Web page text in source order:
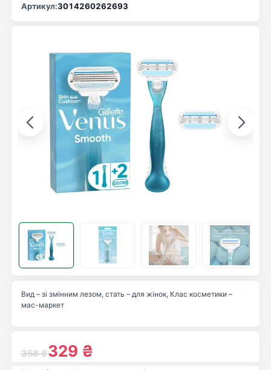
Артикул:3014260262693
358₴329 ₴
Вид – зі змінним лезом, стать – для жінок, Клас косметики –
мас-маркет